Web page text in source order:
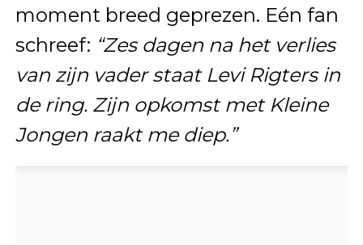
moment breed geprezen. Eén fan
schreef: “Zes dagen na het verlies
van zijn vader staat Levi Rigters in
de ring. Zijn opkomst met Kleine
Jongen raakt me diep.”